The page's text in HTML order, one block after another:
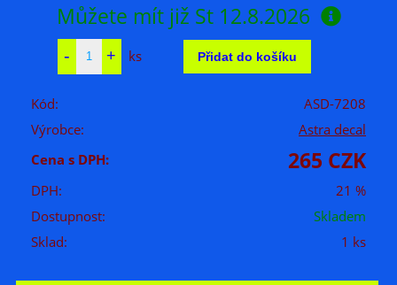
Můžete mít již St 12.8.2026
ks
Kód:
ASD-7208
Výrobce:
Astra decal
Cena s DPH:
265 CZK
DPH:
21 %
Dostupnost:
Skladem
Sklad:
1 ks